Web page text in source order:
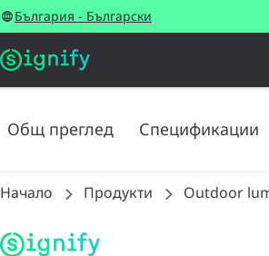
България - Български
Общ преглед Спецификации
Начало Продукти Outdoor